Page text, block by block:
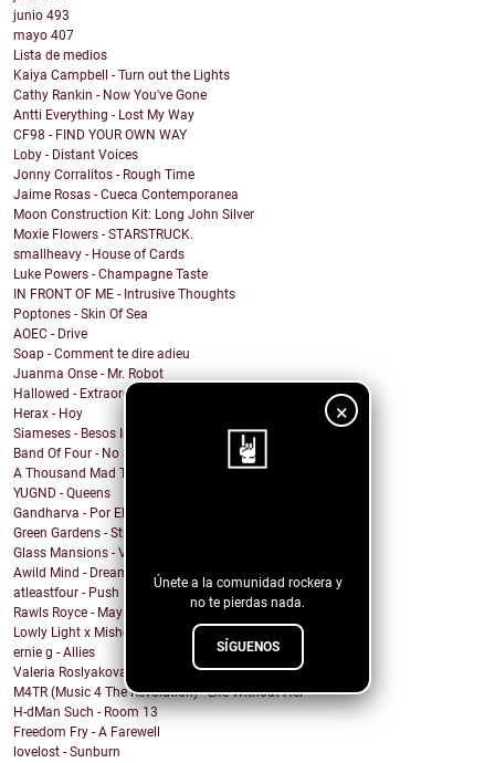
×
Únete a la comunidad rockera y
no te pierdas nada.
SÍGUENOS
junio 493
mayo 407
Lista de medios
Kaiya Campbell - Turn out the Lights
Cathy Rankin - Now You've Gone
Antti Everything - Lost My Way
CF98 - FIND YOUR OWN WAY
Loby - Distant Voices
Jonny Corralitos - Rough Time
Jaime Rosas - Cueca Contemporanea
Moon Construction Kit: Long John Silver
Moxie Flowers - STARSTRUCK.
smallheavy - House of Cards
Luke Powers - Champagne Taste
IN FRONT OF ME - Intrusive Thoughts
Poptones - Skin Of Sea
AOEC - Drive
Soap - Comment te dire adieu
Juanma Onse - Mr. Robot
Hallowed - Extraordinary Boy
Herax - Hoy
Siameses - Besos Inconexos
Band Of Four - No Sound
A Thousand Mad Things - Girl
YUGND - Queens
Gandharva - Por El Rockanroll
Green Gardens - Stroom
Glass Mansions - VIOLET
Awild Mind - Dreamer
atleastfour - Push
Rawls Royce - May Days
Lowly Light x Mishell Ivon - Lights Down Low
ernie g - Allies
Valeria Roslyakova - Un mundo sin remedio
M4TR (Music 4 The Revolution) - Life Without Her
H-dMan Such - Room 13
Freedom Fry - A Farewell
lovelost - Sunburn